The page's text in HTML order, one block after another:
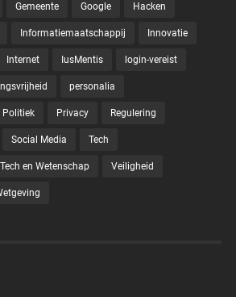
Gemeente Google Hacken
Informatiemaatschappij Innovatie
Internet IusMentis login-vereist
personalia
Politiek Privacy Regulering
Social Media Tech
Tech en Wetenschap Veiligheid